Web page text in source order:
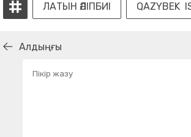
ЛАТЫН ӘЛІПБИІ QAZYBEK
Алдыңғы